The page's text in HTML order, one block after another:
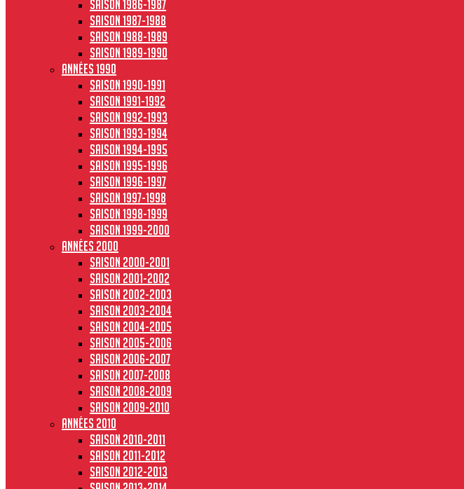
Saison 1986-1987
Saison 1987-1988
Saison 1988-1989
Saison 1989-1990
Années 1990
Saison 1990-1991
Saison 1991-1992
Saison 1992-1993
Saison 1993-1994
Saison 1994-1995
Saison 1995-1996
Saison 1996-1997
Saison 1997-1998
Saison 1998-1999
Saison 1999-2000
Années 2000
Saison 2000-2001
Saison 2001-2002
Saison 2002-2003
Saison 2003-2004
Saison 2004-2005
Saison 2005-2006
Saison 2006-2007
Saison 2007-2008
Saison 2008-2009
Saison 2009-2010
Années 2010
Saison 2010-2011
Saison 2011-2012
Saison 2012-2013